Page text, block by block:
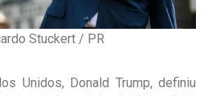
Stuckert / PR
Unidos, Donald Trump, definiu